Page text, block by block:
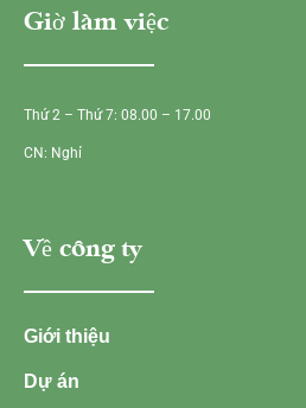
Giờ làm việc
Thứ 2 – Thứ 7: 08.00 – 17.00
CN: Nghỉ
Về công ty
Giới thiệu
Dự án